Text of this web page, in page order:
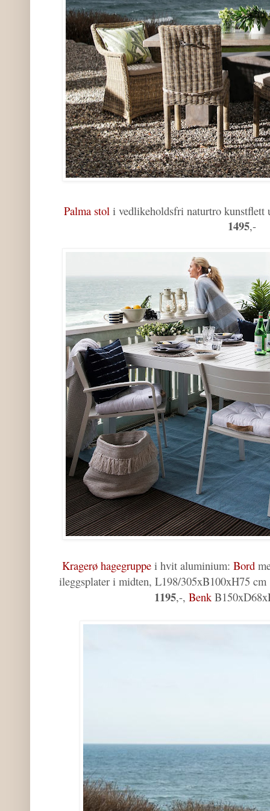
Palma stol i vedlikeholdsfri naturtro kunstflett
1495,-
Kragerø hagegruppe i hvit aluminium:Bord
ileggsplater i midten, L198/305xB100xH75 cm
1195,-, Benk